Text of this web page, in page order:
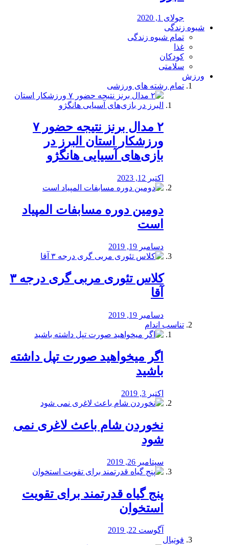
جولای 1, 2020
شیوه زندگی
تمام شیوه زندگی
غذا
کودکان
سلامتی
ورزش
تمام رشته های ورزشی
۲ مدال برنز نتیجه حضور ۷
ورزشکار استان البرز در
بازی‌های آسیایی هانگژو
اکتبر 12, 2023
دومین دوره مسابفات المپیاد
است
دسامبر 19, 2019
کلاس تئوری مربی گری درجه ۳
آقا
دسامبر 19, 2019
تناسب اندام
اگر میخواهید صورت تپل داشته
باشید
اکتبر 3, 2019
نخوردن شام باعث لاغری نمی
‌شود
سپتامبر 26, 2019
پنج گیاه قدرتمند برای تقویت
استخوان
آگوست 22, 2019
فوتبال